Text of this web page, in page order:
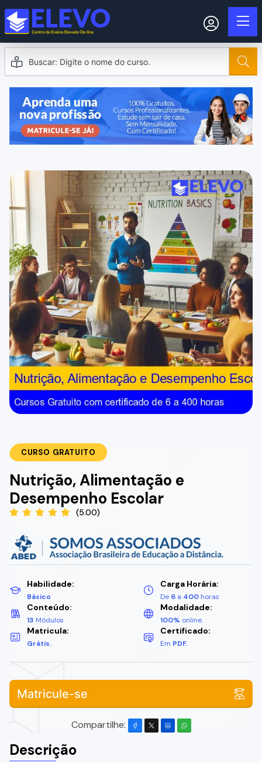
CURSO GRATUITO
Nutrição, Alimentação e
Desempenho Escolar
(5.00)
Habilidade:
Básico
Carga Horária:
De 6 a 400 horas
Conteúdo:
13 Módulos
Modalidade:
100% online.
Matricula:
Grátis.
Certificado:
Em PDF.
Matricule-se
Compartilhe:
Descrição